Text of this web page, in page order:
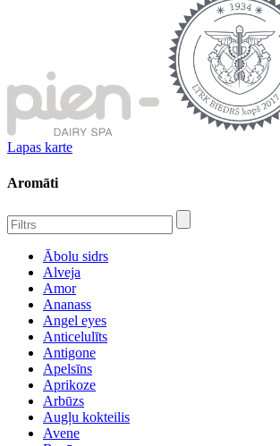
Lapas karte
Aromāti
Ābolu sidrs
Alveja
Amor
Ananass
Angel eyes
Anticelulīts
Antigone
Apelsīns
Aprikoze
Arbūzs
Augļu kokteilis
Avene